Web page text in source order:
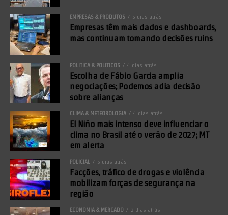
EMPRESAS & PRODUTOS 5 dias atrás
Empresas têm mais dados e dashboards,
mas continuam tomando decisões ruins
POLÍTICA & POLÍTICOS 4 dias atrás
Escolha de Fábio Garcia amplia
negociações; Podemos adia decisão
sobre alianças
CLIMA & METEOROLOGIA 4 dias atrás
El Niño mais intenso deve influenciar o
clima no Brasil até o verão de 2027; MT
em alerta
POLICIAL 5 dias atrás
Facções, tráfico de drogas e violência
mobilizam forças de segurança na
região
ECONOMIA & MERCADO 2 dias atrás